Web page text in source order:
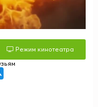
Режим кинотеатра